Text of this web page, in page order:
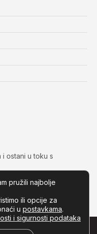
i ostani u toku s
prava pridržana.
pružili najbolje
ili opcije za
u postavkama.
i sigurnosti podataka